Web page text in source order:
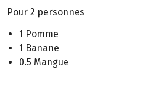
Pour 2 personnes
1 Pomme
1 Banane
0.5 Mangue